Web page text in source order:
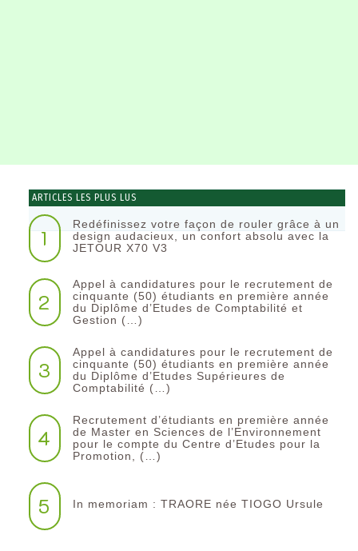
ARTICLES LES PLUS LUS
1
Redéfinissez votre façon de rouler grâce à un
design audacieux, un confort absolu avec la
JETOUR X70 V3
2
Appel à candidatures pour le recrutement de
cinquante (50) étudiants en première année
du Diplôme d’Etudes de Comptabilité et
Gestion (…)
3
Appel à candidatures pour le recrutement de
cinquante (50) étudiants en première année
du Diplôme d’Etudes Supérieures de
Comptabilité (…)
4
Recrutement d’étudiants en première année
de Master en Sciences de l’Environnement
pour le compte du Centre d’Etudes pour la
Promotion, (…)
5 In memoriam : TRAORE née TIOGO Ursule